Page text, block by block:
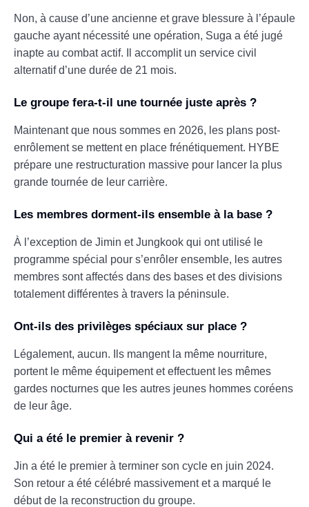
Non, à cause d’une ancienne et grave blessure à l’épaule
gauche ayant nécessité une opération, Suga a été jugé
inapte au combat actif. Il accomplit un service civil
alternatif d’une durée de 21 mois.
Le groupe fera-t-il une tournée juste après ?
Maintenant que nous sommes en 2026, les plans post-
enrôlement se mettent en place frénétiquement. HYBE
prépare une restructuration massive pour lancer la plus
grande tournée de leur carrière.
Les membres dorment-ils ensemble à la base ?
À l’exception de Jimin et Jungkook qui ont utilisé le
programme spécial pour s’enrôler ensemble, les autres
membres sont affectés dans des bases et des divisions
totalement différentes à travers la péninsule.
Ont-ils des privilèges spéciaux sur place ?
Légalement, aucun. Ils mangent la même nourriture,
portent le même équipement et effectuent les mêmes
gardes nocturnes que les autres jeunes hommes coréens
de leur âge.
Qui a été le premier à revenir ?
Jin a été le premier à terminer son cycle en juin 2024.
Son retour a été célébré massivement et a marqué le
début de la reconstruction du groupe.